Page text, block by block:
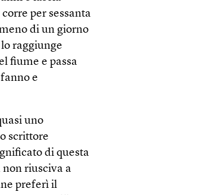
per sessanta
di un giorno
raggiunge
fiume e passa
e
uno
scrittore
di questa
riusciva a
preferì il